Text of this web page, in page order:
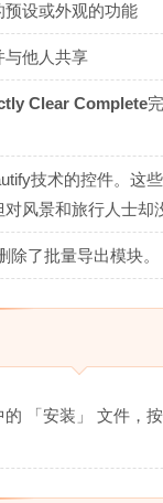
设或外观的功能
与他人共享
Clear Complete
技术的控件。这
风景和旅行人士却
除了批量导出模块。
的 「安装」 文件，